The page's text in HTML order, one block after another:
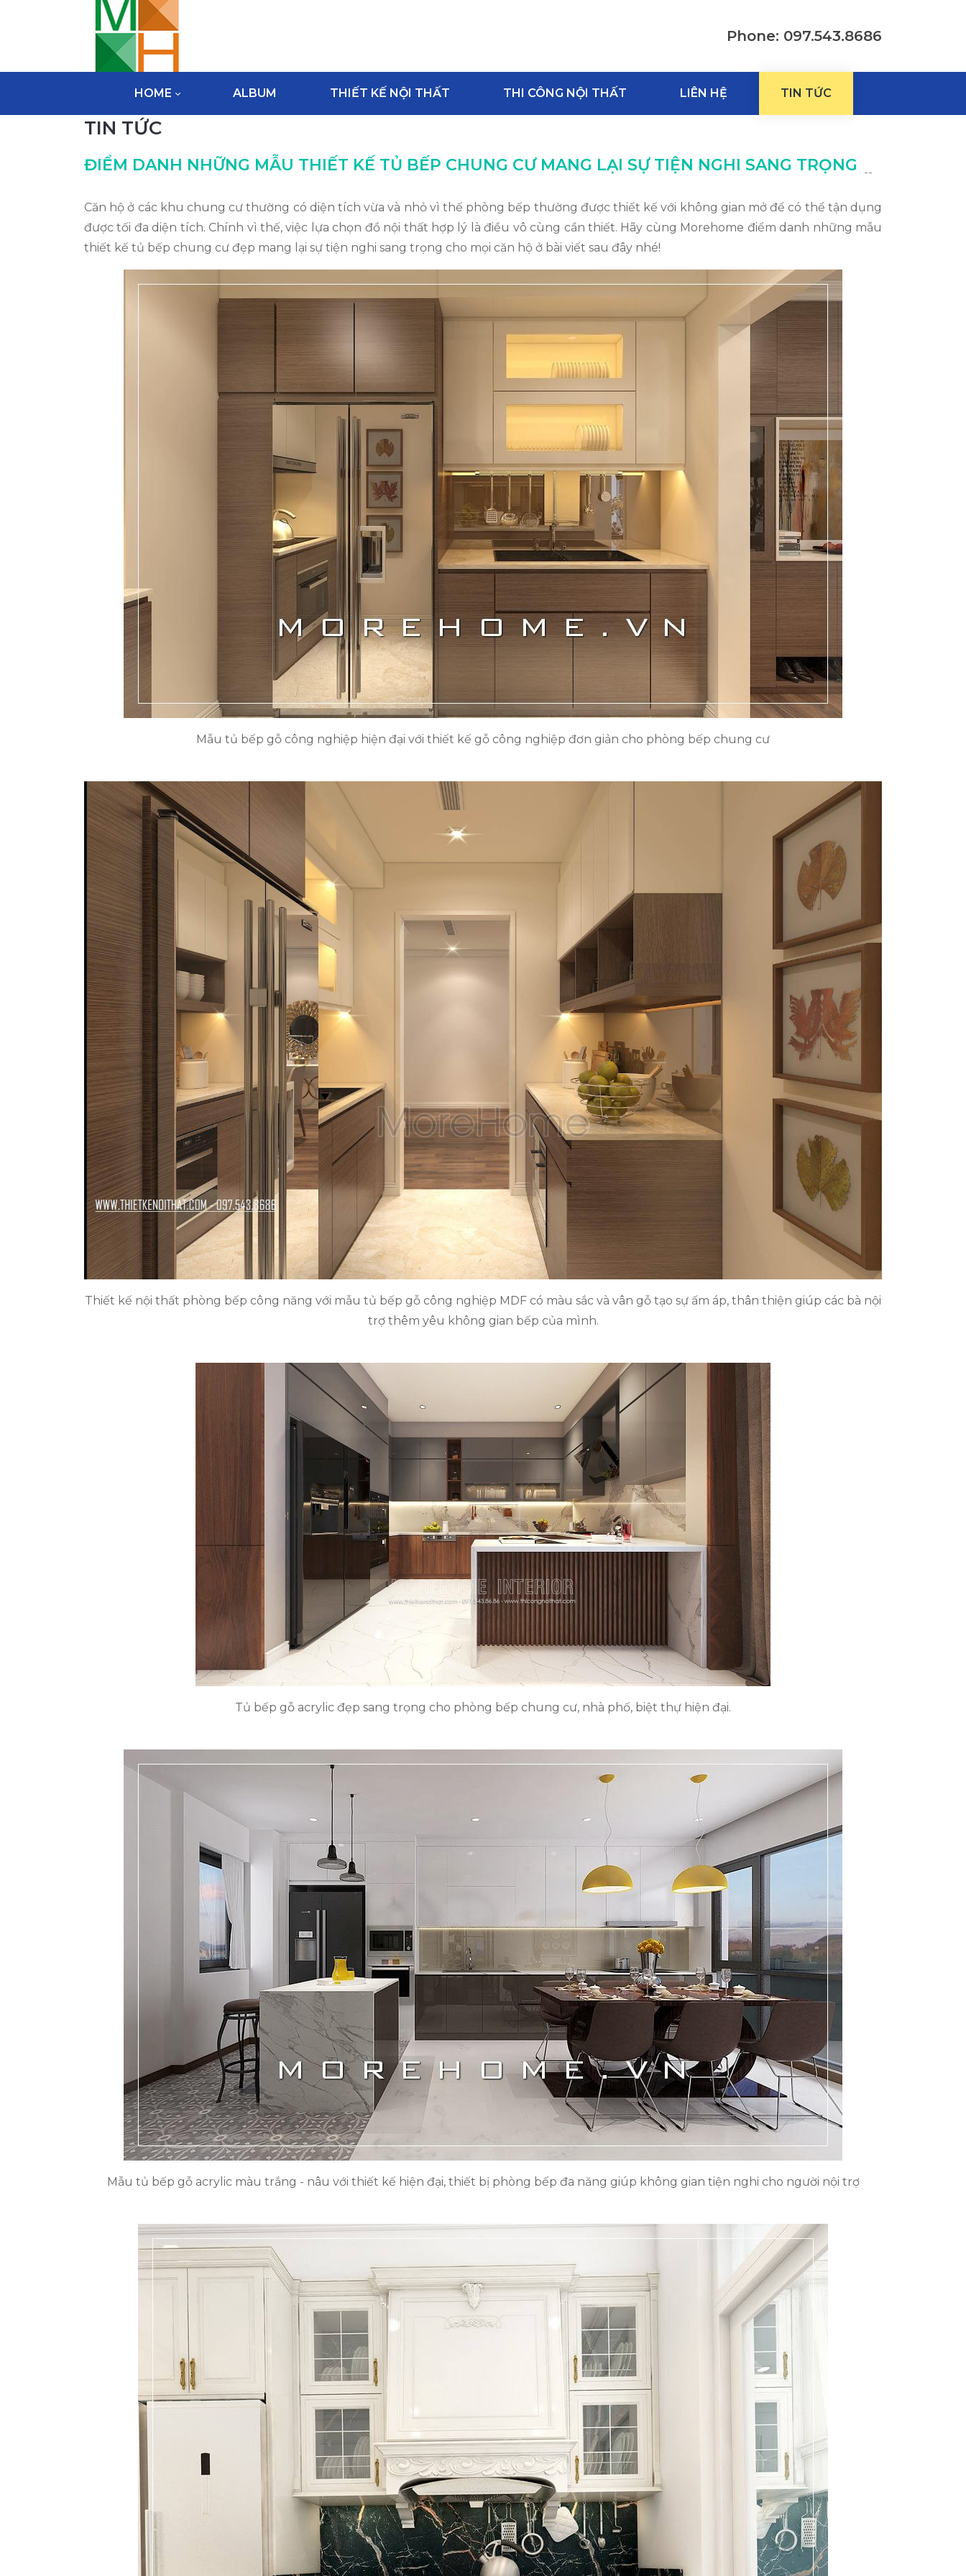
Phone: 097.543.8686
HOME ALBUM THIẾT KẾ NỘI THẤT THI CÔNG NỘI THẤT LIÊN HỆ TIN TỨC
TIN TỨC
ĐIỂM DANH NHỮNG MẪU THIẾT KẾ TỦ BẾP CHUNG CƯ MANG LẠI SỰ TIỆN NGHI SANG TRỌNG --
Căn hộ ở các khu chung cư thường có diện tích vừa và nhỏ vì thế phòng bếp thường được thiết kế với không gian mở để có thể tận dụng
được tối đa diện tích. Chính vì thế, việc lựa chọn đồ nội thất hợp lý là điều vô cùng cần thiết. Hãy cùng Morehome điểm danh những mẫu
thiết kế tủ bếp chung cư đẹp mang lại sự tiện nghi sang trọng cho mọi căn hộ ở bài viết sau đây nhé!
Mẫu tủ bếp gỗ công nghiệp hiện đại với thiết kế gỗ công nghiệp đơn giản cho phòng bếp chung cư
Thiết kế nội thất phòng bếp công năng với mẫu tủ bếp gỗ công nghiệp MDF có màu sắc và vân gỗ tạo sự ấm áp, thân thiện giúp các bà nội
trợ thêm yêu không gian bếp của mình.
Tủ bếp gỗ acrylic đẹp sang trọng cho phòng bếp chung cư, nhà phố, biệt thự hiện đại.
Mẫu tủ bếp gỗ acrylic màu trắng - nâu với thiết kế hiện đại, thiết bị phòng bếp đa năng giúp không gian tiện nghi cho người nội trợ